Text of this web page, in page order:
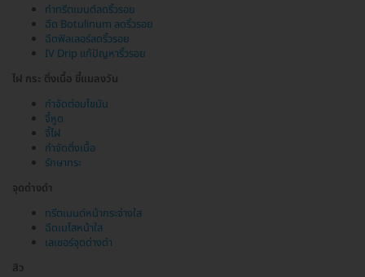
ทำทรีตเมนต์ลดริ้วรอย
ฉีด Botulinum ลดริ้วรอย
ฉีดฟิลเลอร์ลดริ้วรอย
IV Drip แก้ปัญหาริ้วรอย
ไฝ กระ ติ่งเนื้อ ขี้แมลงวัน
กำจัดต่อมไขมัน
จี้หูด
จี้ไฝ
กำจัดติ่งเนื้อ
รักษากระ
จุดด่างดำ
ทรีตเมนต์หน้ากระจ่างใส
ฉีดเมโสหน้าใส
เลเซอร์จุดด่างดำ
สิว